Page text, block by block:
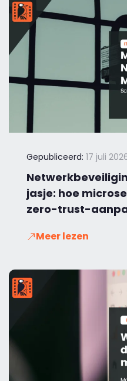
Gepubliceerd: 17 juli
jasje: hoe
zero-trust-
Meer lezen